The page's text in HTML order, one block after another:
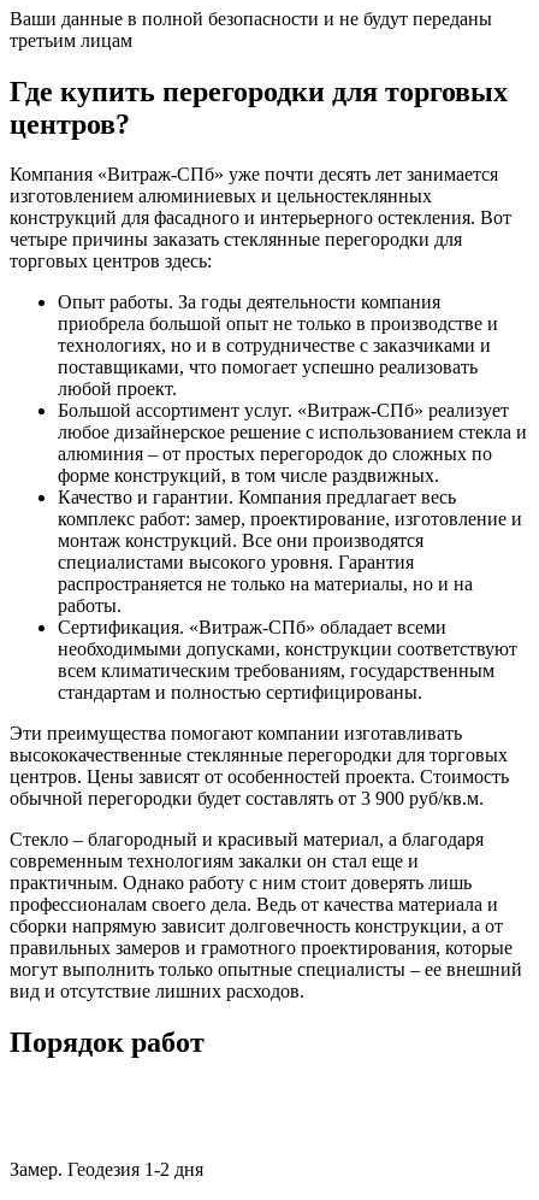
Ваши данные в полной безопасности и не будут переданы
третьим лицам
Где купить перегородки для торговых
центров?
Компания «Витраж-СПб» уже почти десять лет занимается
изготовлением алюминиевых и цельностеклянных
конструкций для фасадного и интерьерного остекления. Вот
четыре причины заказать стеклянные перегородки для
торговых центров здесь:
Опыт работы. За годы деятельности компания
приобрела большой опыт не только в производстве и
технологиях, но и в сотрудничестве с заказчиками и
поставщиками, что помогает успешно реализовать
любой проект.
Большой ассортимент услуг. «Витраж-СПб» реализует
любое дизайнерское решение с использованием стекла и
алюминия – от простых перегородок до сложных по
форме конструкций, в том числе раздвижных.
Качество и гарантии. Компания предлагает весь
комплекс работ: замер, проектирование, изготовление и
монтаж конструкций. Все они производятся
специалистами высокого уровня. Гарантия
распространяется не только на материалы, но и на
работы.
Сертификация. «Витраж-СПб» обладает всеми
необходимыми допусками, конструкции соответствуют
всем климатическим требованиям, государственным
стандартам и полностью сертифицированы.
Эти преимущества помогают компании изготавливать
высококачественные стеклянные перегородки для торговых
центров. Цены зависят от особенностей проекта. Стоимость
обычной перегородки будет составлять от 3 900 руб/кв.м.
Стекло – благородный и красивый материал, а благодаря
современным технологиям закалки он стал еще и
практичным. Однако работу с ним стоит доверять лишь
профессионалам своего дела. Ведь от качества материала и
сборки напрямую зависит долговечность конструкции, а от
правильных замеров и грамотного проектирования, которые
могут выполнить только опытные специалисты – ее внешний
вид и отсутствие лишних расходов.
Порядок работ
Замер. Геодезия 1-2 дня